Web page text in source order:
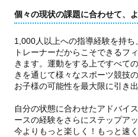
個々の現状の課題に合わせて、
1,000人以上への指導経験を持
トレーナーだからこそできるフ
きます。運動をする上ですべて
きを通じて様々なスポーツ競技
お子様の可能性を最大限に引き
自分の状態に合わせたアドバイ
ースの経験をさらにステップア
今よりもっと楽しく！もっと速